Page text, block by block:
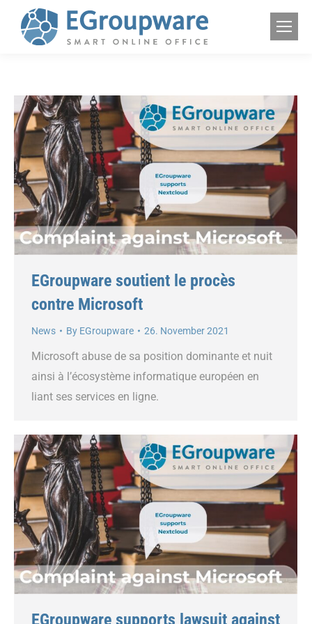
EGroupware soutient le procès
contre Microsoft
News By EGroupware 26. November 2021
Microsoft abuse de sa position dominante et nuit
ainsi à l’écosystème informatique européen en
liant ses services en ligne.
EGroupware supports lawsuit against